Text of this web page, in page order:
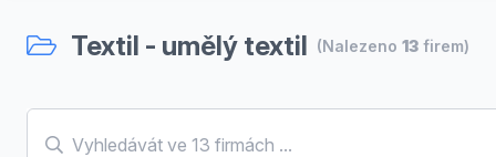
Textil - umělý textil (Nalezeno 13 firem)